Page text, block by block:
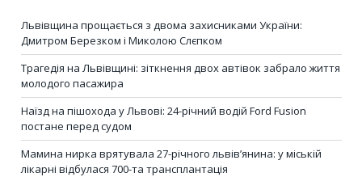
Львівщина прощається з двома захисниками України:
Дмитром Березком і Миколою Слєпком
Трагедія на Львівщині: зіткнення двох автівок забрало життя
молодого пасажира
Наїзд на пішохода у Львові: 24-річний водій Ford Fusion
постане перед судом
Мамина нирка врятувала 27-річного львів’янина: у міській
лікарні відбулася 700-та трансплантація